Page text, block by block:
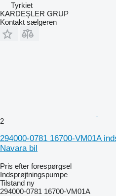
Tyrkiet
KARDEŞLER GRUP
Kontakt sælgeren
2
294000-0781 16700-VM01A
Navara bil
Pris efter forespørgsel
Indsprøjtningspumpe
Tilstand ny
294000-0781 16700-VM01A